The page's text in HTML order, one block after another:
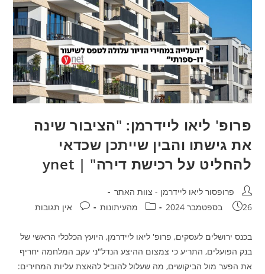
פרופ' ליאו ליידרמן: "הציבור שינה
את גישתו והבין שייתכן שכדאי
להחליט על רכישת דירה" | ynet
מחבר:פרופסור ליאו ליידרמן - צוות האתר
פורסם:
26 בספטמבר 2024 קטגוריה:מהעיתונות תגובות:אין תגובות
בכנס ירושלים לעסקים, פרופ' ליאו ליידרמן, היועץ הכלכלי הראשי של
בנק הפועלים, התריע כי צמצום ההיצע הנדל"ני עקב המלחמה יחריף
את הפער מול הביקושים, מה שעלול להוביל להאצת עליות המחירים: